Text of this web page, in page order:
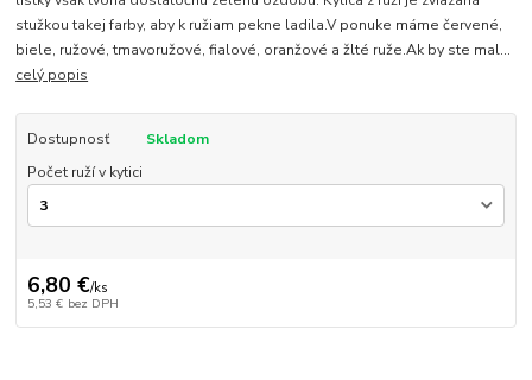
stužkou takej farby, aby k ružiam pekne ladila.V ponuke máme červené,
biele, ružové, tmavoružové, fialové, oranžové a žlté ruže.Ak by ste mal...
celý popis
Dostupnosť
Skladom
Počet ruží v kytici
6,80 €/ks
5,53 € bez DPH